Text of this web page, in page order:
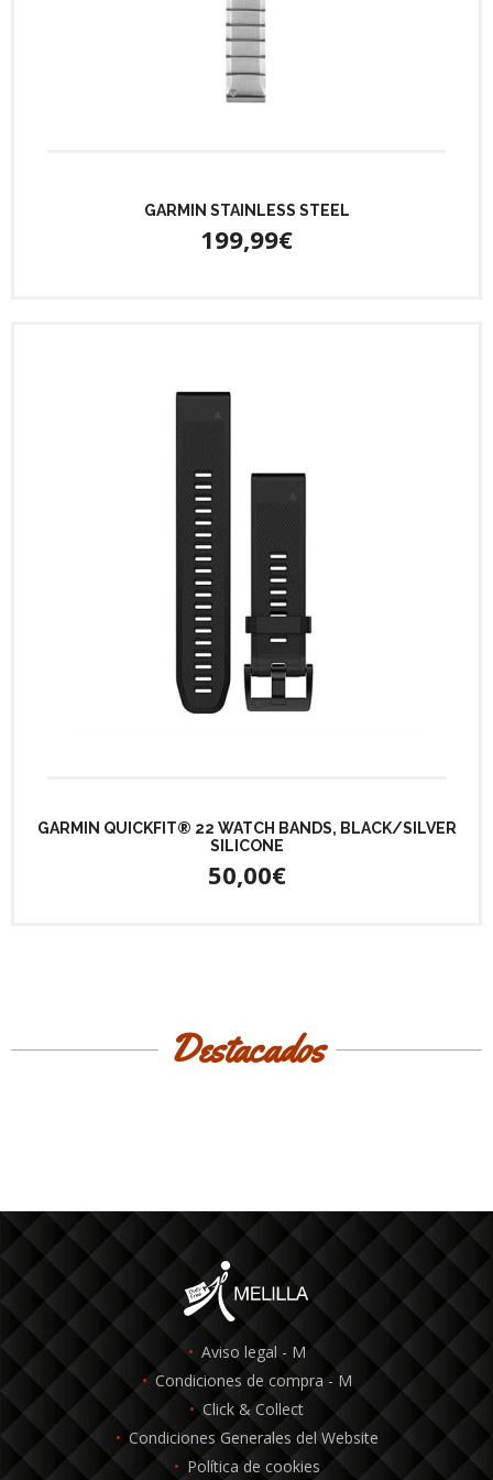
GARMIN STAINLESS STEEL
199,99€
GARMIN QUICKFIT® 22 WATCH BANDS, BLACK/SILVER
SILICONE
50,00€
Destacados
Aviso legal - M
Condiciones de compra - M
Click & Collect
Condiciones Generales del Website
Política de cookies